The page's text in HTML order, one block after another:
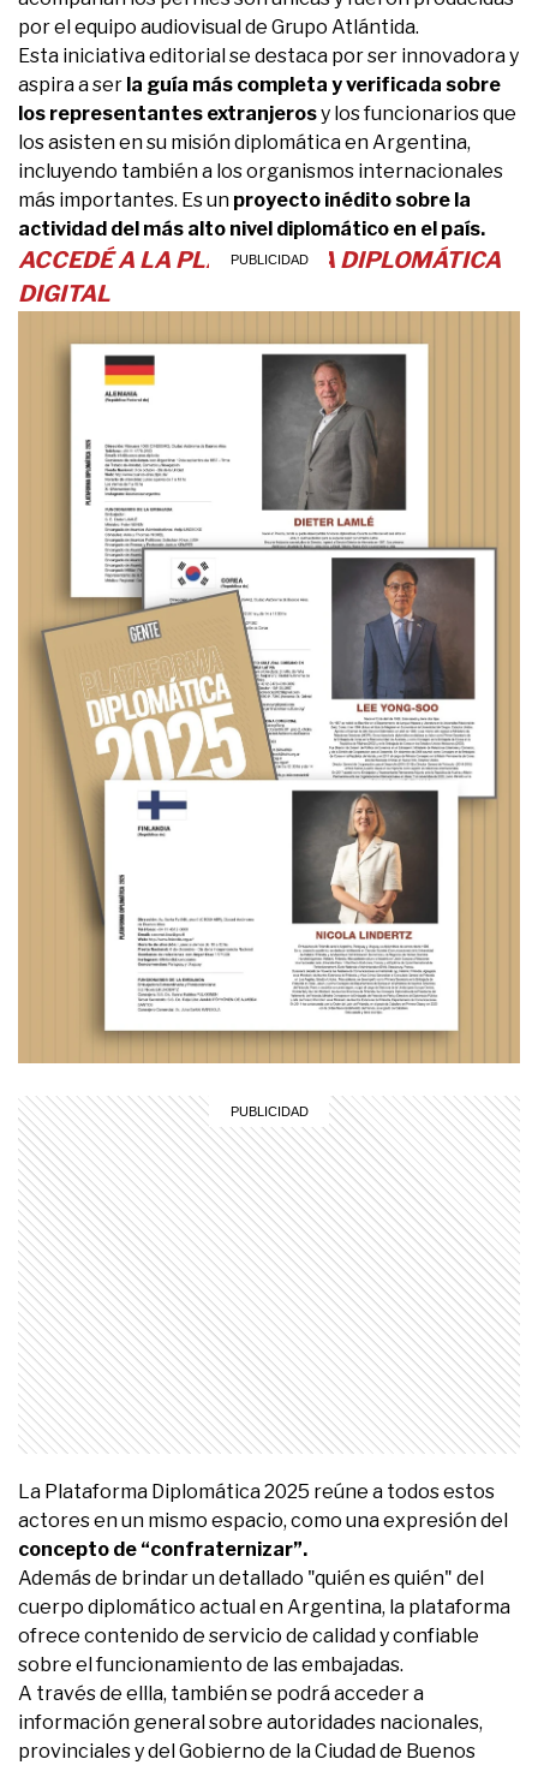
por el equipo audiovisual de Grupo Atlántida.
Esta iniciativa editorial se destaca por ser innovadora y
aspira a ser la guía más completa y verificada sobre
los representantes extranjerosy los funcionarios que
los asisten en su misión diplomática en Argentina,
incluyendo también a los organismos internacionales
más importantes. Es un proyecto inédito sobre la
actividad del más alto nivel diplomático en el país.
ACCEDÉ A LA PLATAFORMA DIPLOMÁTICA
DIGITAL
La Plataforma Diplomática 2025 reúne a todos estos
actores en un mismo espacio, como una expresión del
concepto de “confraternizar”.
Además de brindar un detallado "quién es quién" del
cuerpo diplomático actual en Argentina, la plataforma
ofrece contenido de servicio de calidad y confiable
sobre el funcionamiento de las embajadas.
A través de ellla, también se podrá acceder a
información general sobre autoridades nacionales,
provinciales y del Gobierno de la Ciudad de Buenos